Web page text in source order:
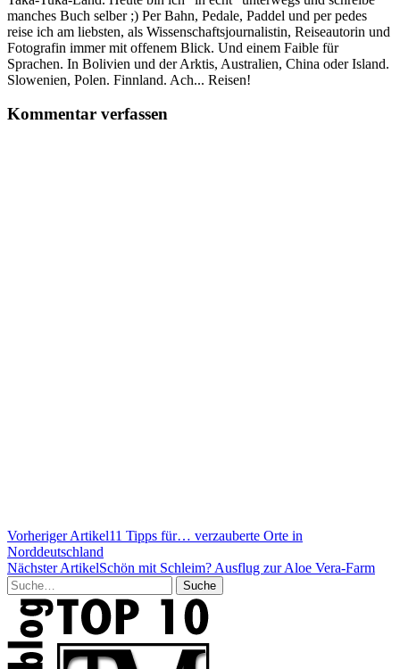
manches Buch selber ;) Per Bahn, Pedale, Paddel und per pedes
reise ich am liebsten, als Wissenschaftsjournalistin, Reiseautorin und
Fotografin immer mit offenem Blick. Und einem Faible für
Sprachen. In Bolivien und der Arktis, Australien, China oder Island.
Slowenien, Polen. Finnland. Ach... Reisen!
Kommentar verfassen
Vorheriger Artikel11 Tipps für… verzauberte Orte in
Norddeutschland
Nächster ArtikelSchön mit Schleim? Ausflug zur Aloe Vera-Farm
Suche